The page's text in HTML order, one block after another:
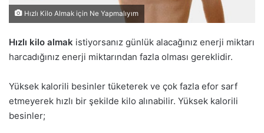
Hızlı Kilo Almak için Ne Yapmalıyım
Hızlı kilo almak istiyorsanız günlük alacağınız enerji miktarı
harcadığınız enerji miktarından fazla olması gereklidir.
Yüksek kalorili besinler tüketerek ve çok fazla efor sarf
etmeyerek hızlı bir şekilde kilo alınabilir. Yüksek kalorili
besinler;